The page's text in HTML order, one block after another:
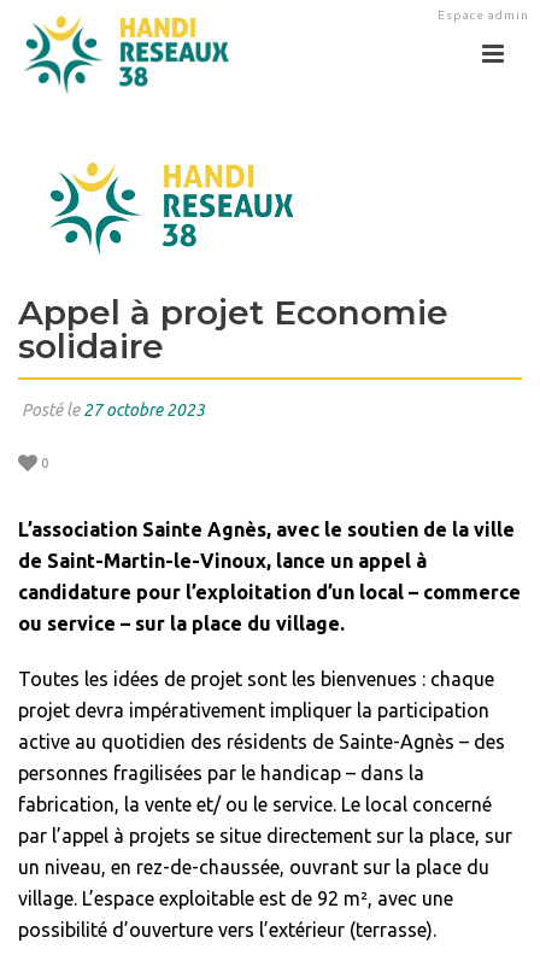
Espace admin
Appel à projet Economie
solidaire
Posté le27 octobre 2023
0
L’association Sainte Agnès, avec le soutien de la ville
de Saint-Martin-le-Vinoux, lance un appel à
candidature pour l’exploitation d’un local – commerce
ou service – sur la place du village.
Toutes les idées de projet sont les bienvenues : chaque
projet devra impérativement impliquer la participation
active au quotidien des résidents de Sainte-Agnès – des
personnes fragilisées par le handicap – dans la
fabrication, la vente et/ ou le service. Le local concerné
par l’appel à projets se situe directement sur la place, sur
un niveau, en rez-de-chaussée, ouvrant sur la place du
village. L’espace exploitable est de 92 m², avec une
possibilité d’ouverture vers l’extérieur (terrasse).